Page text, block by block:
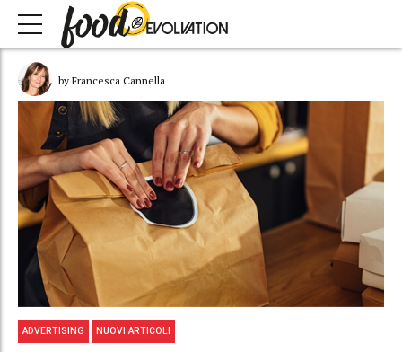
by Francesca Cannella
ADVERTISING NUOVI ARTICOLI